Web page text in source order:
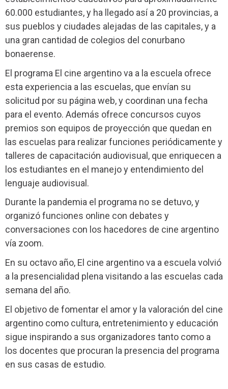
60.000 estudiantes, y ha llegado así a 20 provincias, a
sus pueblos y ciudades alejadas de las capitales, y a
una gran cantidad de colegios del conurbano
bonaerense.
El programa El cine argentino va a la escuela ofrece
esta experiencia a las escuelas, que envían su
solicitud por su página web, y coordinan una fecha
para el evento. Además ofrece concursos cuyos
premios son equipos de proyección que quedan en
las escuelas para realizar funciones periódicamente y
talleres de capacitación audiovisual, que enriquecen a
los estudiantes en el manejo y entendimiento del
lenguaje audiovisual.
Durante la pandemia el programa no se detuvo, y
organizó funciones online con debates y
conversaciones con los hacedores de cine argentino
vía zoom.
En su octavo año, El cine argentino va a escuela volvió
a la presencialidad plena visitando a las escuelas cada
semana del año.
El objetivo de fomentar el amor y la valoración del cine
argentino como cultura, entretenimiento y educación
sigue inspirando a sus organizadores tanto como a
los docentes que procuran la presencia del programa
en sus casas de estudio.